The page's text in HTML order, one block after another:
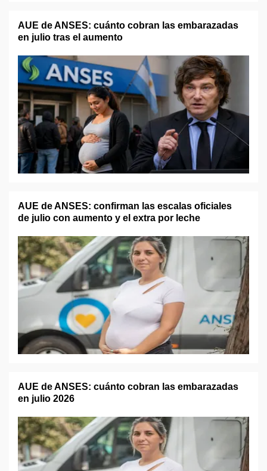
AUE de ANSES: cuánto cobran las embarazadas
en julio tras el aumento
AUE de ANSES: confirman las escalas oficiales
de julio con aumento y el extra por leche
AUE de ANSES: cuánto cobran las embarazadas
en julio 2026